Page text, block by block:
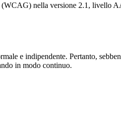
nella versione 2.1,
e indipendente. Pertanto,
in modo continuo.